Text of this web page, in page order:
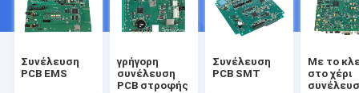
Συνέλευση
PCB EMS
γρήγορη
συνέλευση
PCB στροφής
Συνέλευση
PCB SMT
Με το
στο χέρι